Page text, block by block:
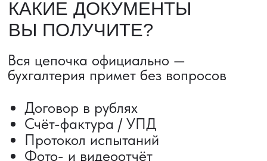
ДОСТАВКА ТОВАРОВ ИЗ КИТАЯ
Сроки от 5 дней
Авиадоставка
Сборный груз
Железнодорожные перевозки
Автогрузоперевозки
Контейнерные перевозки
Доставка образцов
Получить консультацию